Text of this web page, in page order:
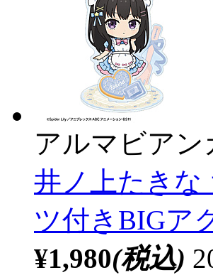
アルマビアン
井ノ上たきな
ツ付きBIGア
¥1,980(税込)